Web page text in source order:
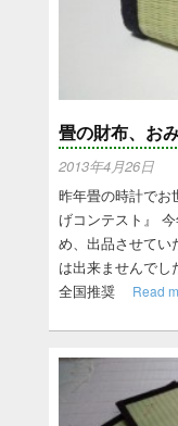
畳の財布、お
2013年4月26日
昨年畳の時計でお
げコンテスト』
め、出品させてい
は出来ませんでし
全国推奨
Read